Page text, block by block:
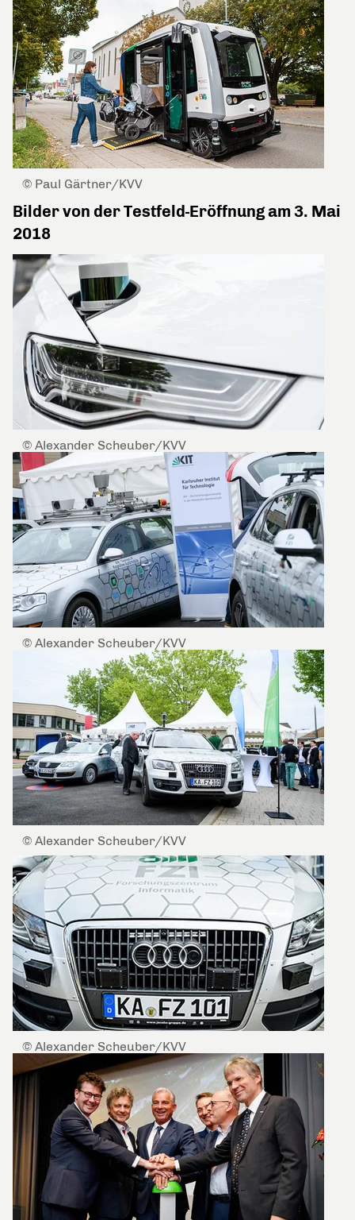
© Paul Gärtner/KVV
Bilder von der Testfeld-Eröffnung am 3. Mai
2018
© Alexander Scheuber/KVV
© Alexander Scheuber/KVV
© Alexander Scheuber/KVV
© Alexander Scheuber/KVV